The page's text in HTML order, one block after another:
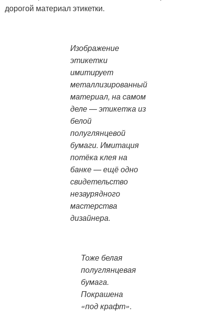
дорогой материал этикетки.
Изображение
этикетки
имитирует
металлизированный
материал, на самом
деле — этикетка из
белой
полуглянцевой
бумаги. Имитация
потёка клея на
банке — ещё одно
свидетельство
незаурядного
мастерства
дизайнера.
Тоже белая
полуглянцевая
бумага.
Покрашена
«под крафт».